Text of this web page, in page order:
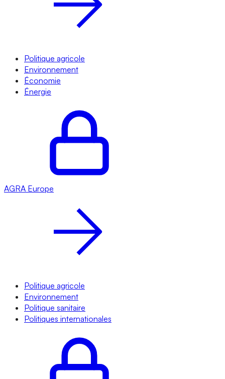
Politique agricole
Environnement
Économie
Énergie
AGRA Europe
Politique agricole
Environnement
Politique sanitaire
Politiques internationales